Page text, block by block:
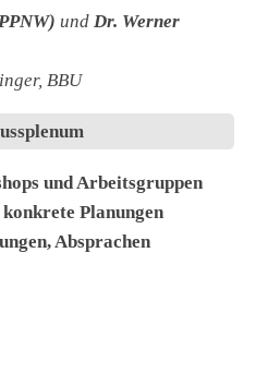
und Dr. Werner
BBU
und Arbeitsgruppen
Planungen
Absprachen